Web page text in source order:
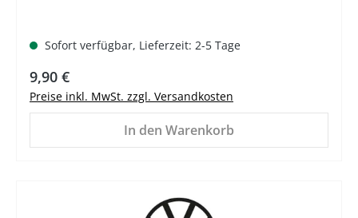
Sofort verfügbar, Lieferzeit: 2-5 Tage
Regulärer Preis:
9,90 €
Preise inkl. MwSt. zzgl. Versandkosten
In den Warenkorb